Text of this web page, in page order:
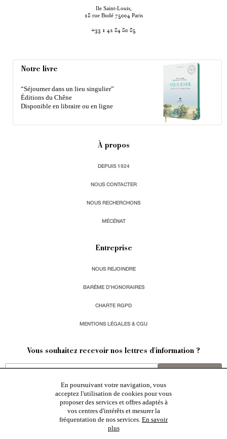
Ile Saint-Louis,
18 rue Budé 75004 Paris
+33 1 42 84 80 85
Notre livre
“Séjourner dans un lieu singulier”
Éditions du Chêne
Disponible en libraire ou en ligne
À propos
DEPUIS 1924
NOUS CONTACTER
NOUS RECHERCHONS
MÉCÉNAT
Entreprise
NOUS REJOINDRE
BARÈME D'HONORAIRES
CHARTE RGPD
MENTIONS LÉGALES & CGU
Vous souhaitez recevoir nos lettres d'information ?
Patrice Besse est une agence immobilière basée à Paris, ayant créé un réseau national spécialisé
En poursuivant votre navigation, vous
acceptez l'utilisation de cookies pour vous
proposer des services et offres adaptés à
vos centres d'intérêts et mesurer la
fréquentation de nos services. En savoir
plus